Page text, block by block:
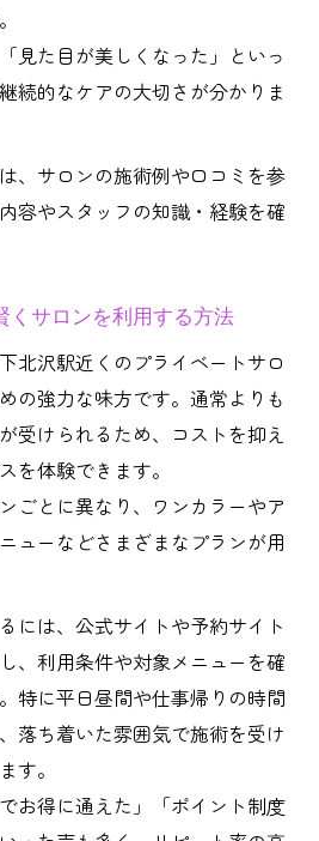
見た目が美しくなった」といっ
続的なケアの大切さが分かりま
、サロンの施術例や口コミを参
容やスタッフの知識・経験を確
くサロンを利用する方法
北沢駅近くのプライベートサロ
の強力な味方です。通常よりも
受けられるため、コストを抑え
を体験できます。
ごとに異なり、ワンカラーやア
ューなどさまざまなプランが用
には、公式サイトや予約サイト
、利用条件や対象メニューを確
特に平日昼間や仕事帰りの時間
落ち着いた雰囲気で施術を受け
す。
お得に通えた」「ポイント制度